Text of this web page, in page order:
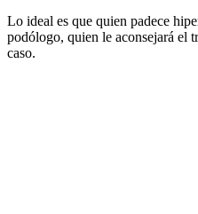
Lo ideal es que quien padece
podólogo, quien le aconsejará el
caso.